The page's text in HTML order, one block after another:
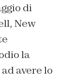
di
New
la
avere lo